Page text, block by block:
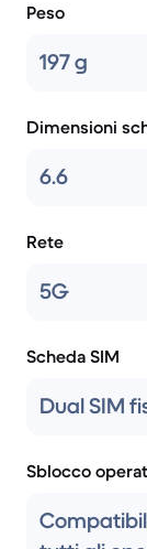
Peso
197 g
Dimensioni
6.6
Rete
5G
Scheda SIM
Dual SIM
Sblocco